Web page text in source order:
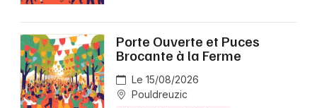
Porte Ouverte et Puces
Brocante à la Ferme
Le 15/08/2026
Pouldreuzic